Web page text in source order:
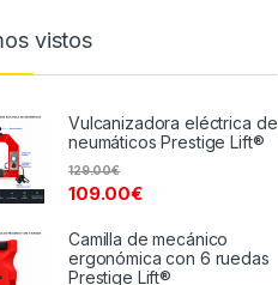
vistos
Vulcanizadora eléctrica de
neumáticos Prestige Lift®
109.00€
129.00€
Camilla de mecánico
ergonómica con 6 ruedas
Prestige Lift®